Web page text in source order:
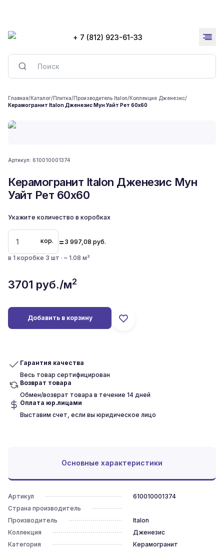
+ 7 (812) 923-61-33
Главная/Каталог/Плитка/Производитель Italon/Коллекция Дженезис/
Керамогранит Italon Дженезис Мун Уайт Рет 60x60
Артикул: 610010001374
Керамогранит Italon Дженезис Мун
Уайт Рет 60x60
Укажите количество в коробках
кор. = 3 997,08 руб.
в 1 коробке 3 шт · ≈ 1.08 м²
3701 руб./м2
Добавить в корзину
Гарантия качества
Весь товар сертифицирован
Возврат товара
Обмен/возврат товара в течение 14 дней
Оплата юр.лицами
Выставим счет, если вы юридическое лицо
Основные характеристики
Артикул
610010001374
Страна производитель
Производитель
Italon
Коллекция
Дженезис
Категория
Керамогранит